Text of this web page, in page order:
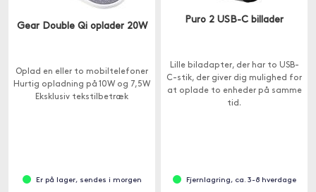
Gear Double Qi oplader 20W
Oplad en eller to mobiltelefoner
Hurtig opladning på 10W og 7,5W
Eksklusiv tekstilbetræk
Er på lager, sendes i morgen
Puro 2 USB-C billader
Lille biladapter, der har to USB-
C-stik, der giver dig mulighed for
at oplade to enheder på samme
tid.
Fjernlagring, ca. 3-8 hverdage